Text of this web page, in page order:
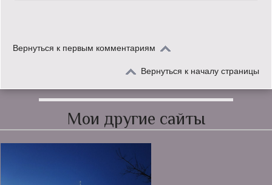
Вернуться к первым комментариям
Вернуться к началу страницы
Мои другие сайты